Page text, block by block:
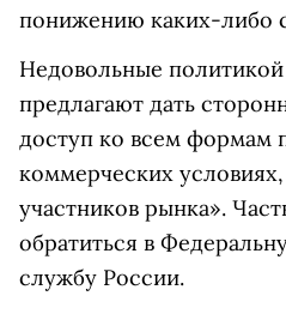
понижению каких-либо
Недовольные
предлагают дать
доступ ко всем формам
коммерческих
участников рынка».
обратиться в
службу России.